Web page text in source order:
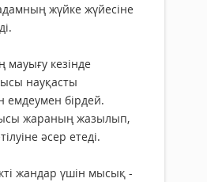
жүйке жүйесіне
кезінде
науқасты
емдеумен бірдей.
жараның жазылып,
әсер етеді.
жандар үшін мысық -